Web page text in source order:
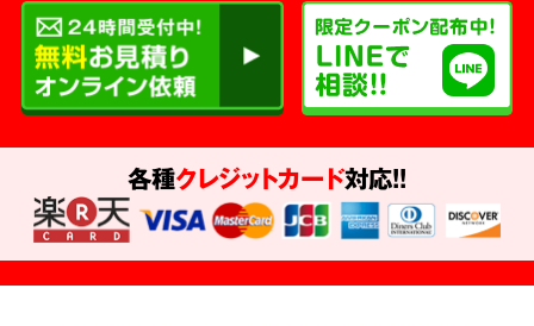
各種クレジットカード対応!!